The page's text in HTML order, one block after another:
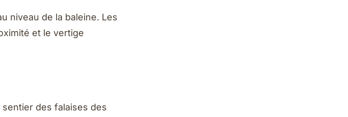
niveau de la baleine. Les
et le vertige
des falaises des